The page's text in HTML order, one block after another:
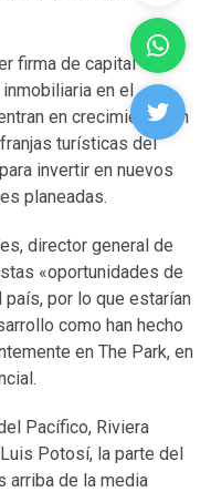
firma de capital
en el
en crecimiento, en
turísticas del
invertir en nuevos
planeadas.
director general de
«oportunidades de
por lo que estarían
como han hecho
en The Park, en
Pacífico, Riviera
Potosí, la parte del
arriba de la media